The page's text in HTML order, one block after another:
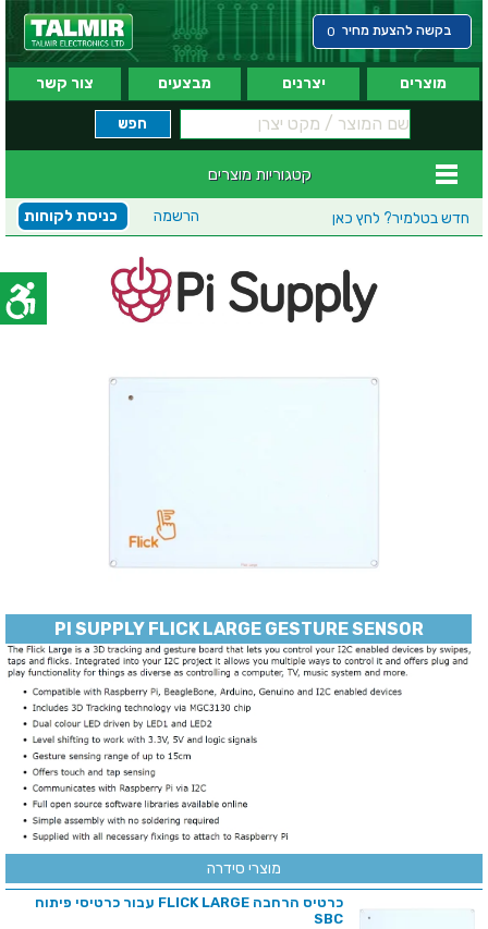
בקשה להצעת מחיר 0
מוצרים יצרנים מבצעים צור קשר
קטגוריות מוצרים
חדש בטלמיר? לחץ כאן כניסת לקוחות הרשמה
PI SUPPLY FLICK LARGE GESTURE SENSOR
מוצרי סידרה
כרטיס הרחבה FLICK LARGE עבור כרטיסי פיתוח
SBC